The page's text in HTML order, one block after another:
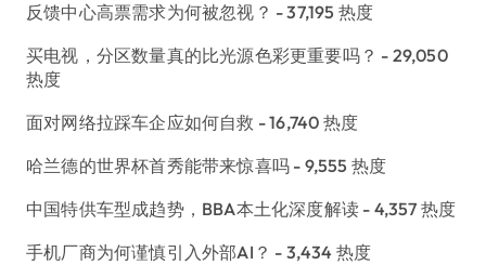
反馈中心高票需求为何被忽视？ - 37,195 热度
买电视，分区数量真的比光源色彩更重要吗？ - 29,050
热度
面对网络拉踩车企应如何自救 - 16,740 热度
哈兰德的世界杯首秀能带来惊喜吗 - 9,555 热度
中国特供车型成趋势，BBA本土化深度解读 - 4,357 热度
手机厂商为何谨慎引入外部AI？ - 3,434 热度